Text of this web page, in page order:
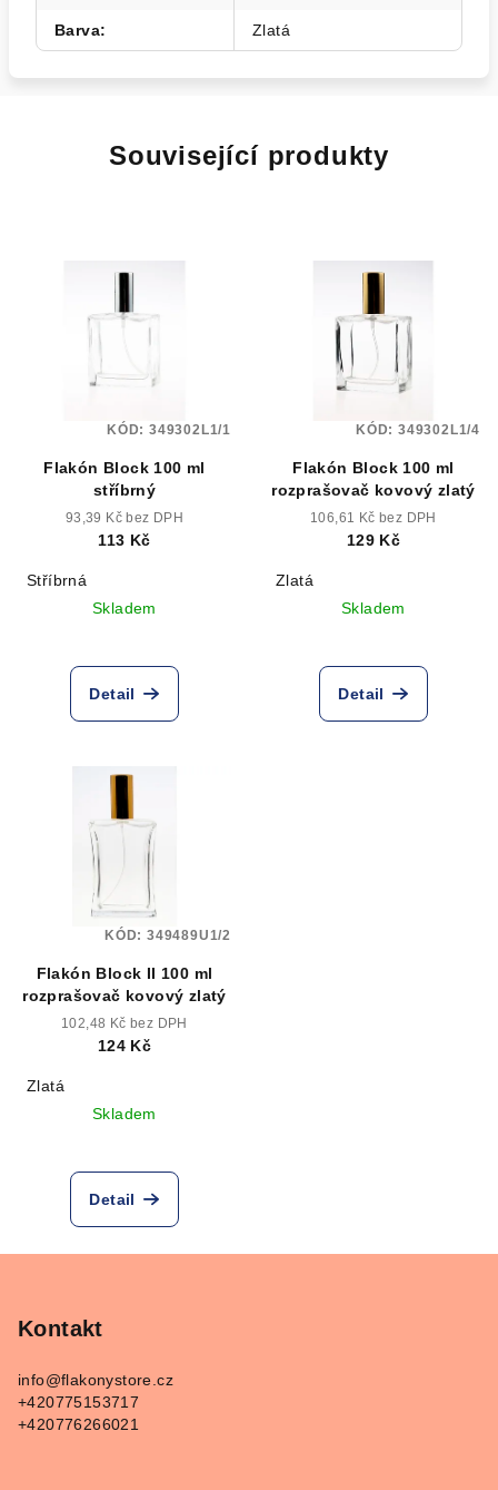
Barva: Zlatá
Související produkty
Flakón Block 100 ml
stříbrný
93,39 Kč bez DPH
113 Kč
Stříbrná
Skladem
Detail
KÓD: 349302L1/1
Flakón Block 100 ml
rozprašovač kovový zlatý
106,61 Kč bez DPH
129 Kč
Zlatá
Skladem
Detail
KÓD: 349302L1/4
Flakón Block II 100 ml
rozprašovač kovový zlatý
102,48 Kč bez DPH
124 Kč
Zlatá
Skladem
Detail
KÓD: 349489U1/2
Kontakt
info@flakonystore.cz
+420775153717
+420776266021